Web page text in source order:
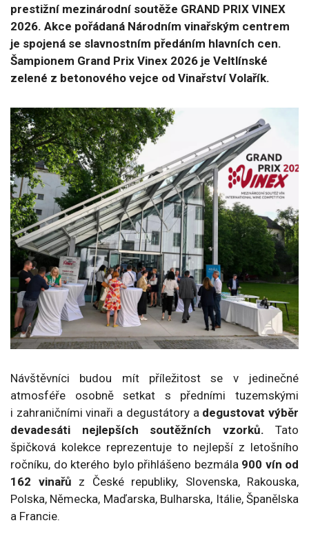
prestižní mezinárodní soutěže GRAND PRIX VINEX
2026. Akce pořádaná Národním vinařským centrem
je spojená se slavnostním předáním hlavních cen.
Šampionem Grand Prix Vinex 2026 je Veltlínské
zelené z betonového vejce od Vinařství Volařík.
Návštěvníci budou mít příležitost se v jedinečné
atmosféře osobně setkat s předními tuzemskými
i zahraničními vinaři a degustátory a degustovat výběr
devadesáti nejlepších soutěžních vzorků. Tato
špičková kolekce reprezentuje to nejlepší z letošního
ročníku, do kterého bylo přihlášeno bezmála 900 vín od
162 vinařů z České republiky, Slovenska, Rakouska,
Polska, Německa, Maďarska, Bulharska, Itálie, Španělska
a Francie.